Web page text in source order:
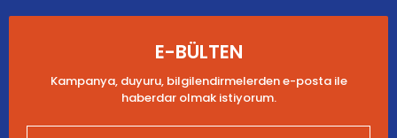
E-BÜLTEN
Kampanya, duyuru, bilgilendirmelerden e-posta ile
haberdar olmak istiyorum.